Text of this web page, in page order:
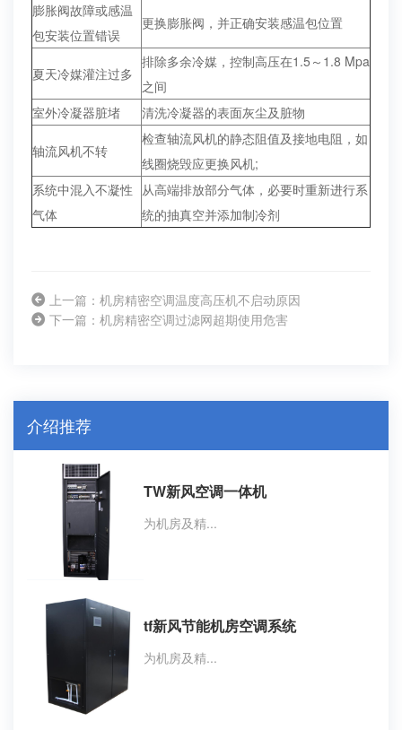
膨胀阀故障或感温
包安装位置错误
更换膨胀阀，并正确安装感温包位置
夏天冷媒灌注过多
排除多余冷媒，控制高压在1.5～1.8 Mpa
之间
室外冷凝器脏堵
清洗冷凝器的表面灰尘及脏物
轴流风机不转
检查轴流风机的静态阻值及接地电阻，如
线圈烧毁应更换风机;
系统中混入不凝性
气体
从高端排放部分气体，必要时重新进行系
统的抽真空并添加制冷剂
上一篇：机房精密空调温度高压机不启动原因
下一篇：机房精密空调过滤网超期使用危害
介绍推荐
TW新风空调一体机
为机房及精...
tf新风节能机房空调系统
为机房及精...